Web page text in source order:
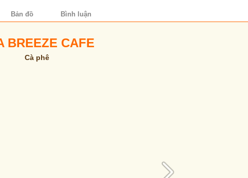
Bản đồ Bình luận
BREEZE CAFE
Cà phê